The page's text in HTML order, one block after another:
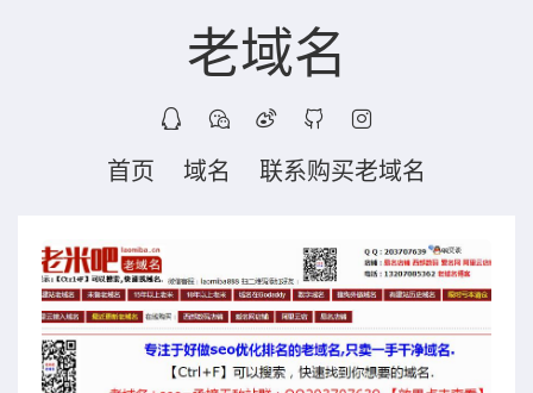
老域名
首页 域名 联系购买老域名